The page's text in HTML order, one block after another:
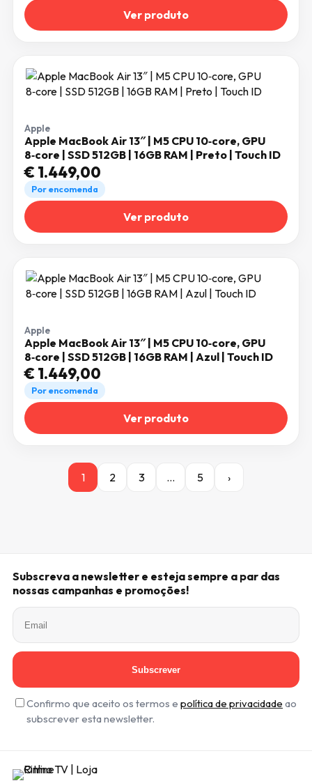
Ver produto
Apple
Apple MacBook Air 13″ | M5 CPU 10‑core, GPU
8‑core | SSD 512GB | 16GB RAM | Preto | Touch ID
€1.449,00
Por encomenda
Ver produto
Apple
Apple MacBook Air 13″ | M5 CPU 10‑core, GPU
8‑core | SSD 512GB | 16GB RAM | Azul | Touch ID
€1.449,00
Por encomenda
Ver produto
1 2 3 … 5 ›
Subscreva a newsletter e esteja sempre a par das
nossas campanhas e promoções!
Subscrever
Confirmo que aceito os termos e política de privacidade ao
subscrever esta newsletter.